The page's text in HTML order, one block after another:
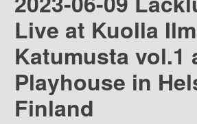
Live at Kuolla
Katumusta vol.1
Playhouse in
Finland